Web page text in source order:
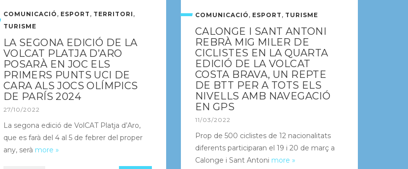
COMUNICACIÓ , ESPORT , TERRITORI ,
TURISME
LA SEGONA EDICIÓ DE LA
VOLCAT PLATJA D’ARO
POSARÀ EN JOC ELS
PRIMERS PUNTS UCI DE
CARA ALS JOCS OLÍMPICS
DE PARÍS 2024
27/10/2022
La segona edició de VolCAT Platja d’Aro,
que es farà del 4 al 5 de febrer del proper
any, serà more »
COMUNICACIÓ , ESPORT , TURISME
CALONGE I SANT ANTONI
REBRÀ MIG MILER DE
CICLISTES EN LA QUARTA
EDICIÓ DE LA VOLCAT
COSTA BRAVA, UN REPTE
DE BTT PER A TOTS ELS
NIVELLS AMB NAVEGACIÓ
EN GPS
11/03/2022
Prop de 500 ciclistes de 12 nacionalitats
diferents participaran el 19 i 20 de març a
Calonge i Sant Antoni more »